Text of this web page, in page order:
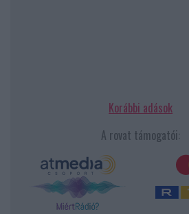
Korábbi adások
A rovat támogatói: